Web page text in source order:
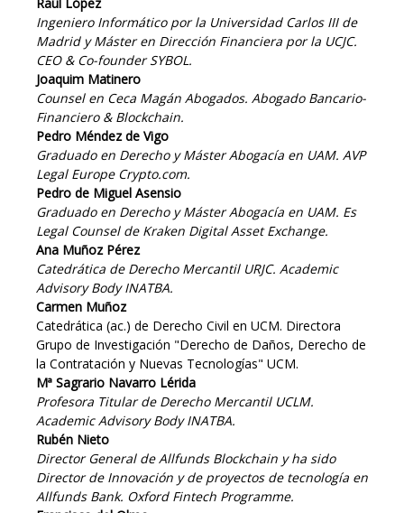
Ingeniero Informático por la Universidad Carlos III de
Madrid y Máster en Dirección Financiera por la UCJC.
CEO & Co-founder SYBOL.
Joaquim Matinero
Counsel en Ceca Magán Abogados. Abogado Bancario-
Financiero & Blockchain.
Pedro Méndez de Vigo
Graduado en Derecho y Máster Abogacía en UAM. AVP
Legal Europe Crypto.com.
Pedro de Miguel Asensio
Graduado en Derecho y Máster Abogacía en UAM. Es
Legal Counsel de Kraken Digital Asset Exchange.
Ana Muñoz Pérez
Catedrática de Derecho Mercantil URJC. Academic
Advisory Body INATBA.
Carmen Muñoz
Catedrática (ac.) de Derecho Civil en UCM. Directora
Grupo de Investigación "Derecho de Daños, Derecho de
la Contratación y Nuevas Tecnologías" UCM.
Mª Sagrario Navarro Lérida
Profesora Titular de Derecho Mercantil UCLM.
Academic Advisory Body INATBA.
Rubén Nieto
Director General de Allfunds Blockchain y ha sido
Director de Innovación y de proyectos de tecnología en
Allfunds Bank. Oxford Fintech Programme.